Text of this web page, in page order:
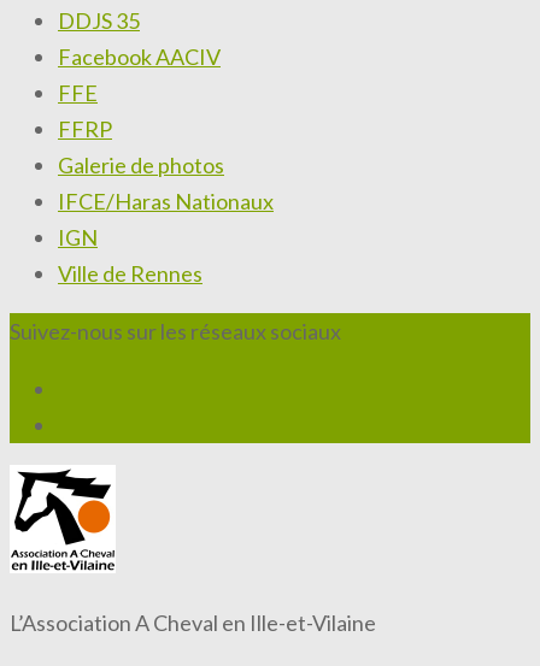
DDJS 35
Facebook AACIV
FFE
FFRP
Galerie de photos
IFCE/Haras Nationaux
IGN
Ville de Rennes
Suivez-nous sur les réseaux sociaux
L’Association A Cheval en Ille-et-Vilaine